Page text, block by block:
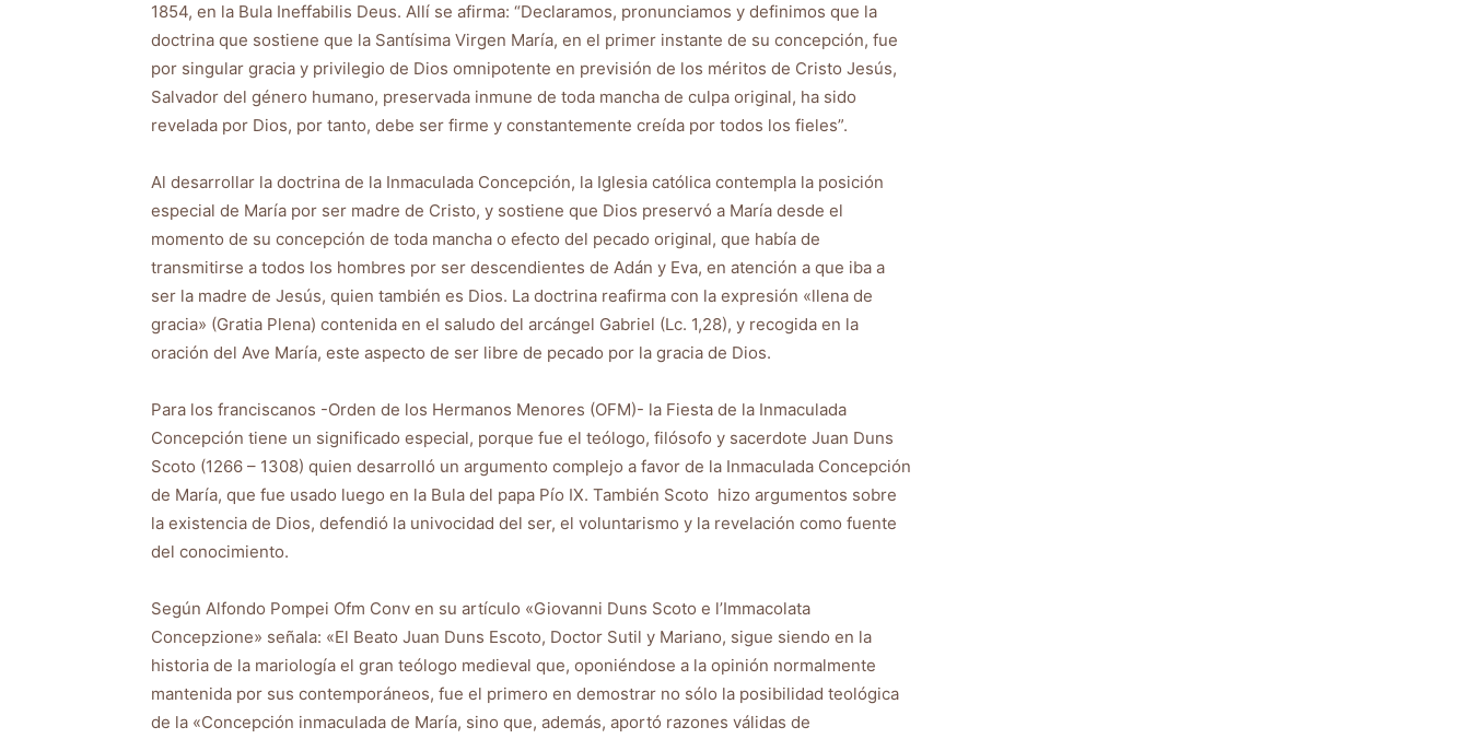
1854, en la Bula Ineffabilis Deus. Allí se afirma: “Declaramos, pronunciamos y definimos que la
doctrina que sostiene que la Santísima Virgen María, en el primer instante de su concepción, fue
por singular gracia y privilegio de Dios omnipotente en previsión de los méritos de Cristo Jesús,
Salvador del género humano, preservada inmune de toda mancha de culpa original, ha sido
revelada por Dios, por tanto, debe ser firme y constantemente creída por todos los fieles”.
Al desarrollar la doctrina de la Inmaculada Concepción, la Iglesia católica contempla la posición
especial de María por ser madre de Cristo, y sostiene que Dios preservó a María desde el
momento de su concepción de toda mancha o efecto del pecado original, que había de
transmitirse a todos los hombres por ser descendientes de Adán y Eva, en atención a que iba a
ser la madre de Jesús, quien también es Dios. La doctrina reafirma con la expresión «llena de
gracia» (Gratia Plena) contenida en el saludo del arcángel Gabriel (Lc. 1,28), y recogida en la
oración del Ave María, este aspecto de ser libre de pecado por la gracia de Dios.
Para los franciscanos -Orden de los Hermanos Menores (OFM)- la Fiesta de la Inmaculada
Concepción tiene un significado especial, porque fue el teólogo, filósofo y sacerdote Juan Duns
Scoto (1266 – 1308) quien desarrolló un argumento complejo a favor de la Inmaculada Concepción
de María, que fue usado luego en la Bula del papa Pío IX. También Scoto hizo argumentos sobre
la existencia de Dios, defendió la univocidad del ser, el voluntarismo y la revelación como fuente
del conocimiento.
Según Alfondo Pompei Ofm Conv en su artículo «Giovanni Duns Scoto e l’Immacolata
Concepzione» señala: «El Beato Juan Duns Escoto, Doctor Sutil y Mariano, sigue siendo en la
historia de la mariología el gran teólogo medieval que, oponiéndose a la opinión normalmente
mantenida por sus contemporáneos, fue el primero en demostrar no sólo la posibilidad teológica
de la «Concepción inmaculada de María, sino que, además, aportó razones válidas de